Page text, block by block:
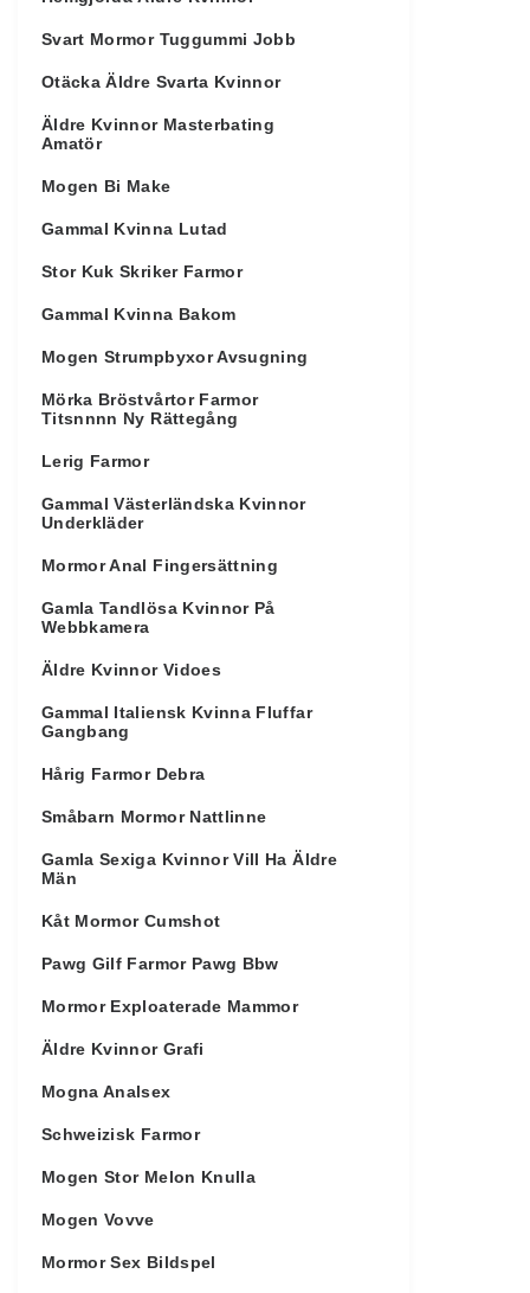
Svart Mormor Tuggummi Jobb
Otäcka Äldre Svarta Kvinnor
Äldre Kvinnor Masterbating
Amatör
Mogen Bi Make
Gammal Kvinna Lutad
Stor Kuk Skriker Farmor
Gammal Kvinna Bakom
Mogen Strumpbyxor Avsugning
Mörka Bröstvårtor Farmor
Titsnnnn Ny Rättegång
Lerig Farmor
Gammal Västerländska Kvinnor
Underkläder
Mormor Anal Fingersättning
Gamla Tandlösa Kvinnor På
Webbkamera
Äldre Kvinnor Vidoes
Gammal Italiensk Kvinna Fluffar
Gangbang
Hårig Farmor Debra
Småbarn Mormor Nattlinne
Gamla Sexiga Kvinnor Vill Ha Äldre
Män
Kåt Mormor Cumshot
Pawg Gilf Farmor Pawg Bbw
Mormor Exploaterade Mammor
Äldre Kvinnor Grafi
Mogna Analsex
Schweizisk Farmor
Mogen Stor Melon Knulla
Mogen Vovve
Mormor Sex Bildspel